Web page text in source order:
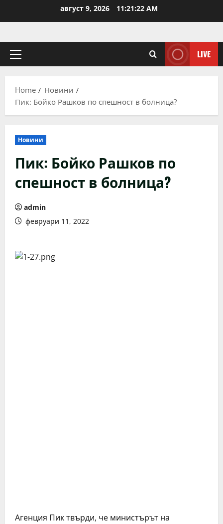
август 9, 2026 11:21:22 AM
Primary
LIVE
Home
Новини
Пик: Бойко Рашков по спешност в болница?
Новини
Пик: Бойко Рашков по
спешност в болница?
admin
февруари 11, 2022
Агенция Пик твърди, че министърът на